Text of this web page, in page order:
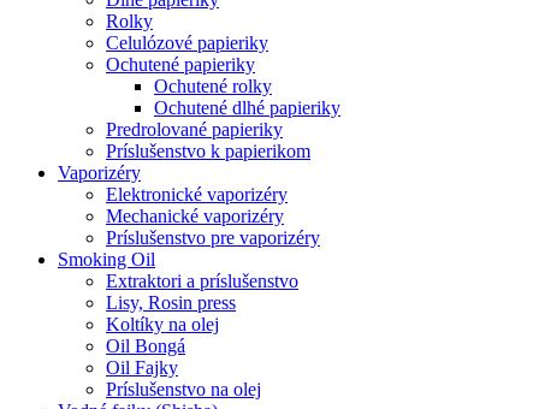
Rolky
Celulózové papieriky
Ochutené papieriky
Ochutené rolky
Ochutené dlhé papieriky
Predrolované papieriky
Príslušenstvo k papierikom
Vaporizéry
Elektronické vaporizéry
Mechanické vaporizéry
Príslušenstvo pre vaporizéry
Smoking Oil
Extraktori a príslušenstvo
Lisy, Rosin press
Koltíky na olej
Oil Bongá
Oil Fajky
Príslušenstvo na olej